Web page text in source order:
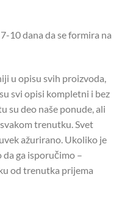
10 dana da se formira na
u opisu svih proizvoda,
svi opisi kompletni i bez
su deo naše ponude, ali
trenutku.Svet
ažurirano. Ukoliko je
ga isporučimo –
od trenutka prijema